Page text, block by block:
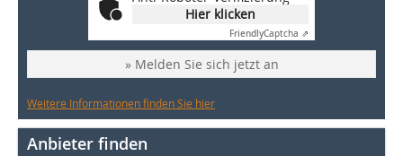
Hier klicken
FriendlyCaptcha ⇗
» Melden Sie sich jetzt an
Weitere Informationen finden Sie hier
Anbieter finden